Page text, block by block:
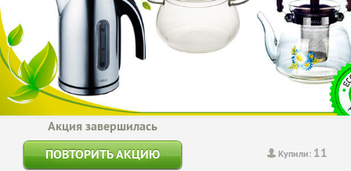
Купили: 11
Акция завершилась
ПОВТОРИТЬ АКЦИЮ